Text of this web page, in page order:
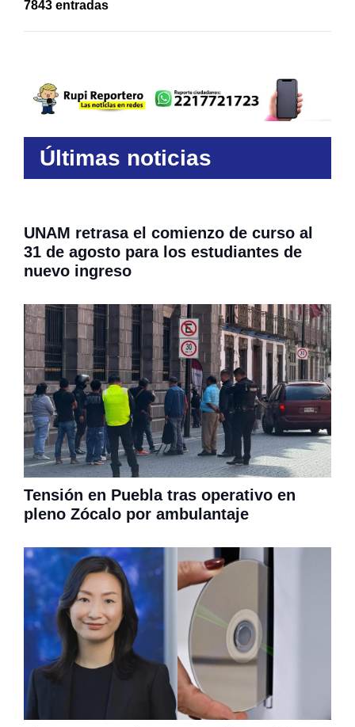
7843 entradas
Últimas noticias
UNAM retrasa el comienzo de curso al
31 de agosto para los estudiantes de
nuevo ingreso
Tensión en Puebla tras operativo en
pleno Zócalo por ambulantaje